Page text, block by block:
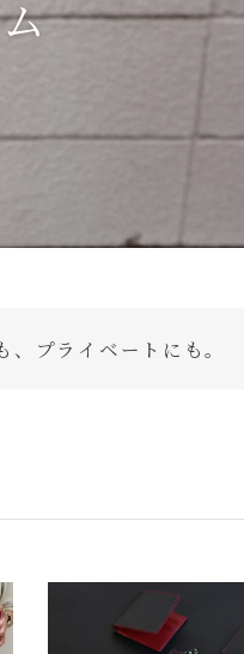
プライベートにも。